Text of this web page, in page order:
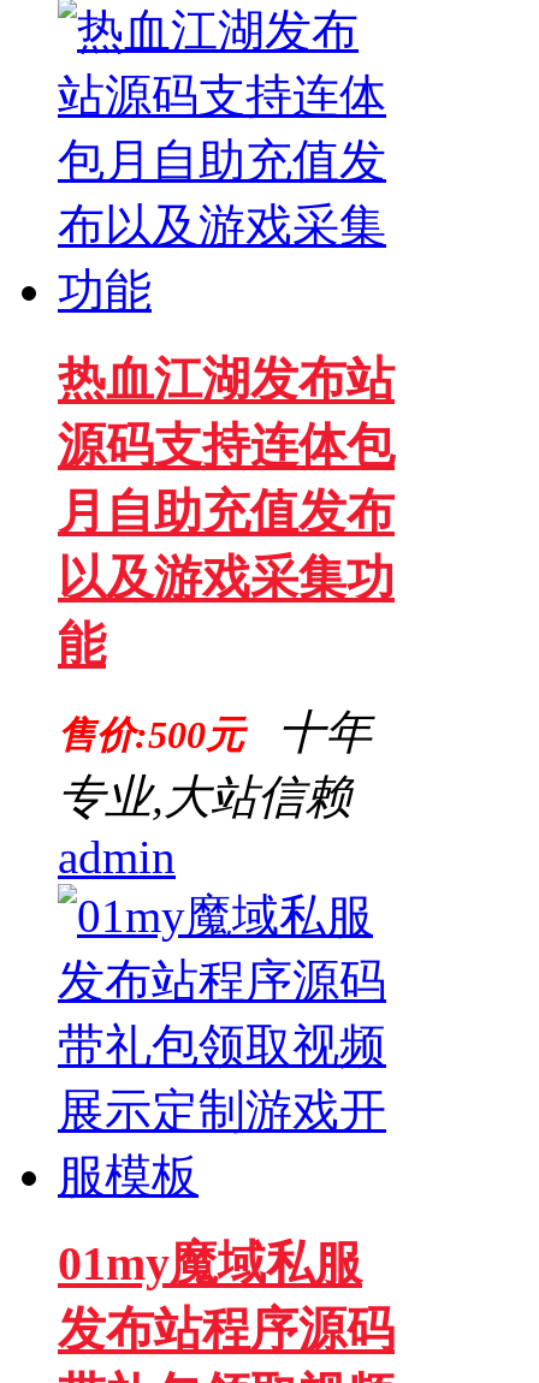
热血江湖发布站
源码支持连体包
月自助充值发布
以及游戏采集功
能
售价:500元
十年
专业,大站信赖
admin
01my魔域私服
发布站程序源码